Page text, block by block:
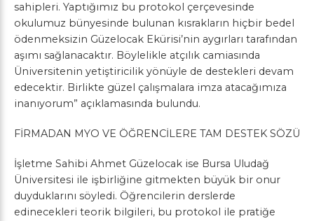
sahipleri. Yaptığımız bu protokol çerçevesinde
okulumuz bünyesinde bulunan kısrakların hiçbir bedel
ödenmeksizin Güzelocak Ekürisi’nin aygırları tarafından
aşımı sağlanacaktır. Böylelikle atçılık camiasında
Üniversitenin yetiştiricilik yönüyle de destekleri devam
edecektir. Birlikte güzel çalışmalara imza atacağımıza
inanıyorum” açıklamasında bulundu.
FİRMADAN MYO VE ÖĞRENCİLERE TAM DESTEK SÖZÜ
İşletme Sahibi Ahmet Güzelocak ise Bursa Uludağ
Üniversitesi ile işbirliğine gitmekten büyük bir onur
duyduklarını söyledi. Öğrencilerin derslerde
edinecekleri teorik bilgileri, bu protokol ile pratiğe